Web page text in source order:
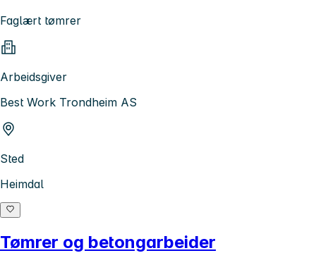
Faglært tømrer
Arbeidsgiver
Best Work Trondheim AS
Sted
Heimdal
Tømrer og betongarbeider